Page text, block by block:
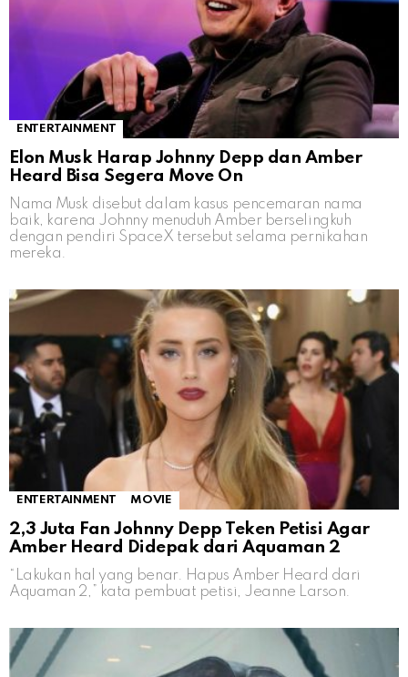
ENTERTAINMENT
Elon Musk Harap Johnny Depp dan Amber
Heard Bisa Segera Move On
Nama Musk disebut dalam kasus pencemaran nama
baik, karena Johnny menuduh Amber berselingkuh
dengan pendiri SpaceX tersebut selama pernikahan
mereka.
ENTERTAINMENT MOVIE
2,3 Juta Fan Johnny Depp Teken Petisi Agar
Amber Heard Didepak dari Aquaman 2
“Lakukan hal yang benar. Hapus Amber Heard dari
Aquaman 2,” kata pembuat petisi, Jeanne Larson.